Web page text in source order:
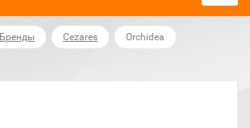
Бренды Cezares Orchidea